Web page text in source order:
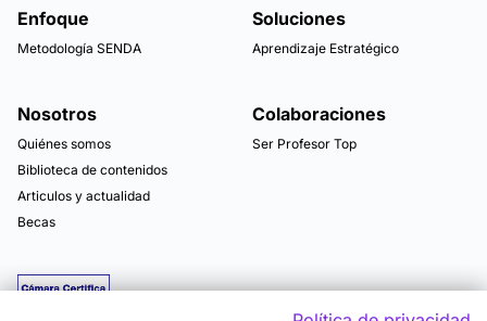
Enfoque
Metodología SENDA
Soluciones
Aprendizaje Estratégico
Nosotros
Quiénes somos
Biblioteca de contenidos
Articulos y actualidad
Becas
Colaboraciones
Ser Profesor Top